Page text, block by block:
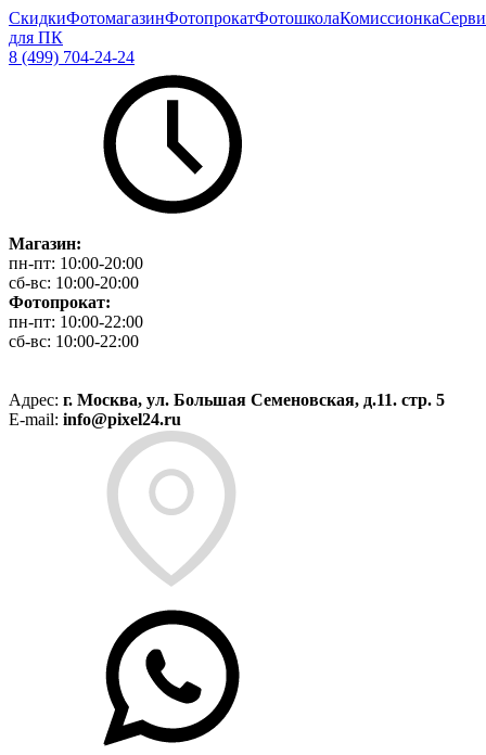
СкидкиФотомагазинФотопрокатФотошколаКомиссионка
для ПК
8 (499) 704-24-24
Магазин:
пн-пт: 10:00-20:00
сб-вс: 10:00-20:00
Фотопрокат:
пн-пт: 10:00-22:00
сб-вс: 10:00-22:00
Адрес: г. Москва, ул. Большая Семеновская, д.11. стр. 5
E-mail: info@pixel24.ru